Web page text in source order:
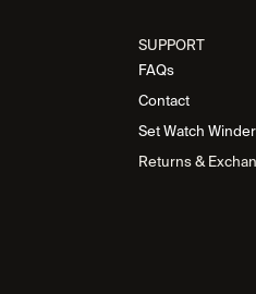
SUPPORT
FAQs
Contact
Set Watch
Returns &